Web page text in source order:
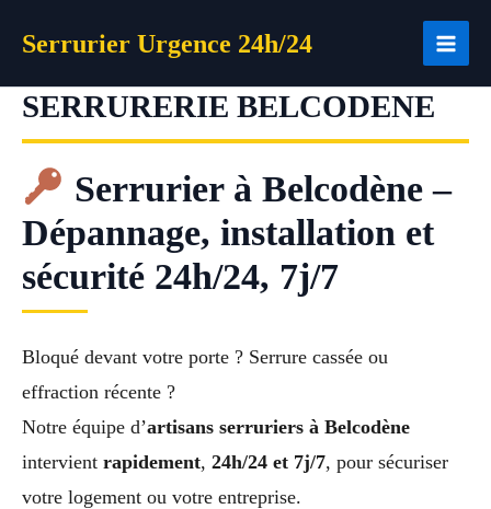
Serrurier Urgence 24h/24
SERRURERIE BELCODENE
Serrurier à Belcodène –
Dépannage, installation et
sécurité 24h/24, 7j/7
Bloqué devant votre porte ? Serrure cassée ou
effraction récente ?
Notre équipe d’artisans serruriers à Belcodène
intervient rapidement, 24h/24 et 7j/7, pour sécuriser
votre logement ou votre entreprise.